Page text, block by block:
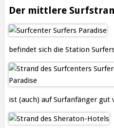
Der mittlere
befindet sich die Station
ist (auch) auf Surfanfänger gut